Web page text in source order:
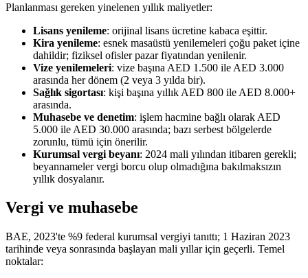
Planlanması gereken yinelenen yıllık maliyetler:
Lisans yenileme: orijinal lisans ücretine kabaca eşittir.
Kira yenileme: esnek masaüstü yenilemeleri çoğu paket içine
dahildir; fiziksel ofisler pazar fiyatından yenilenir.
Vize yenilemeleri: vize başına AED 1.500 ile AED 3.000
arasında her dönem (2 veya 3 yılda bir).
Sağlık sigortası: kişi başına yıllık AED 800 ile AED 8.000+
arasında.
Muhasebe ve denetim: işlem hacmine bağlı olarak AED
5.000 ile AED 30.000 arasında; bazı serbest bölgelerde
zorunlu, tümü için önerilir.
Kurumsal vergi beyanı: 2024 mali yılından itibaren gerekli;
beyannameler vergi borcu olup olmadığına bakılmaksızın
yıllık dosyalanır.
Vergi ve muhasebe
BAE, 2023'te %9 federal kurumsal vergiyi tanıttı; 1 Haziran 2023
tarihinde veya sonrasında başlayan mali yıllar için geçerli. Temel
noktalar: